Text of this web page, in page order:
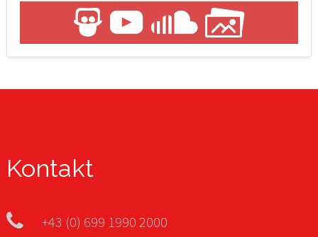
Kontakt
+43 (0) 699 1990 2000